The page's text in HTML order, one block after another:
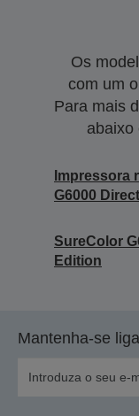
Os
com um
Para mais
abaixo
Impressora
G6000
SureColor
Edition
Mantenha-se